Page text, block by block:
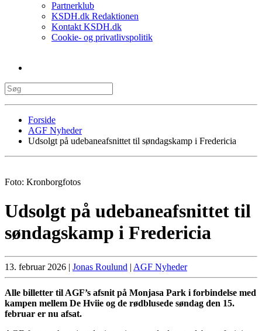
Partnerklub
KSDH.dk Redaktionen
Kontakt KSDH.dk
Cookie- og privatlivspolitik
Forside
AGF Nyheder
Udsolgt på udebaneafsnittet til søndagskamp i Fredericia
Foto: Kronborgfotos
Udsolgt på udebaneafsnittet til
søndagskamp i Fredericia
13. februar 2026 | Jonas Roulund | AGF Nyheder
Alle billetter til AGF’s afsnit på Monjasa Park i forbindelse med
kampen mellem De Hviie og de rødblusede søndag den 15.
februar er nu afsat.